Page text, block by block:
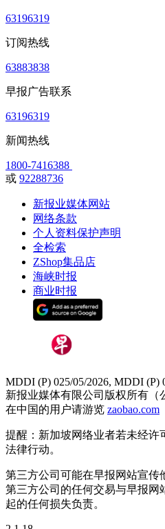
63196319
订阅热线
63883838
早报广告联系
63196319
新闻热线
1800-7416388
或 92288736
新报业媒体网站
网络条款
个人资料保护声明
全检索
ZShop集品店
海峡时报
商业时报
MDDI (P) 025/05/2026, MDDI (P)
新报业媒体有限公司版权所有（
在中国的用户请游览 zaobao.com
提醒：新加坡网络业者若未经许
法律行动。
第三方公司可能在早报网站宣传
第三方公司的任何交易与早报网
起的任何损失负责。